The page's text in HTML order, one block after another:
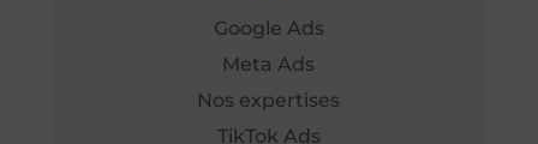
Google Ads
Meta Ads
Nos expertises
TikTok Ads